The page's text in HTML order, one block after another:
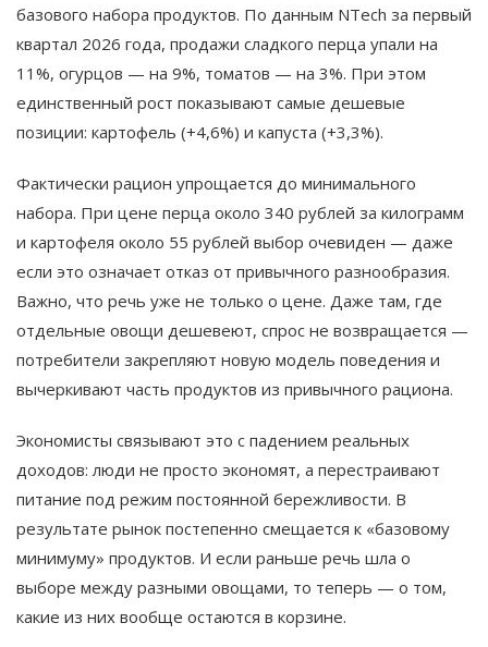
базового набора продуктов. По данным NTech за первый
квартал 2026 года, продажи сладкого перца упали на
11%, огурцов — на 9%, томатов — на 3%. При этом
единственный рост показывают самые дешевые
позиции: картофель (+4,6%) и капуста (+3,3%).
Фактически рацион упрощается до минимального
набора. При цене перца около 340 рублей за килограмм
и картофеля около 55 рублей выбор очевиден — даже
если это означает отказ от привычного разнообразия.
Важно, что речь уже не только о цене. Даже там, где
отдельные овощи дешевеют, спрос не возвращается —
потребители закрепляют новую модель поведения и
вычеркивают часть продуктов из привычного рациона.
Экономисты связывают это с падением реальных
доходов: люди не просто экономят, а перестраивают
питание под режим постоянной бережливости. В
результате рынок постепенно смещается к «базовому
минимуму» продуктов. И если раньше речь шла о
выборе между разными овощами, то теперь — о том,
какие из них вообще остаются в корзине.